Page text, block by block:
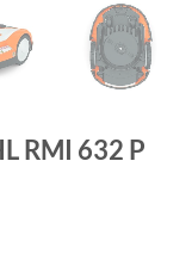
RMI 632 P